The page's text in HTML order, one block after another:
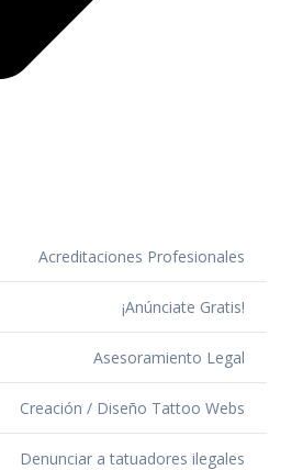
Acreditaciones Profesionales
¡Anúnciate Gratis!
Asesoramiento Legal
Creación / Diseño Tattoo Webs
Denunciar a tatuadores ilegales